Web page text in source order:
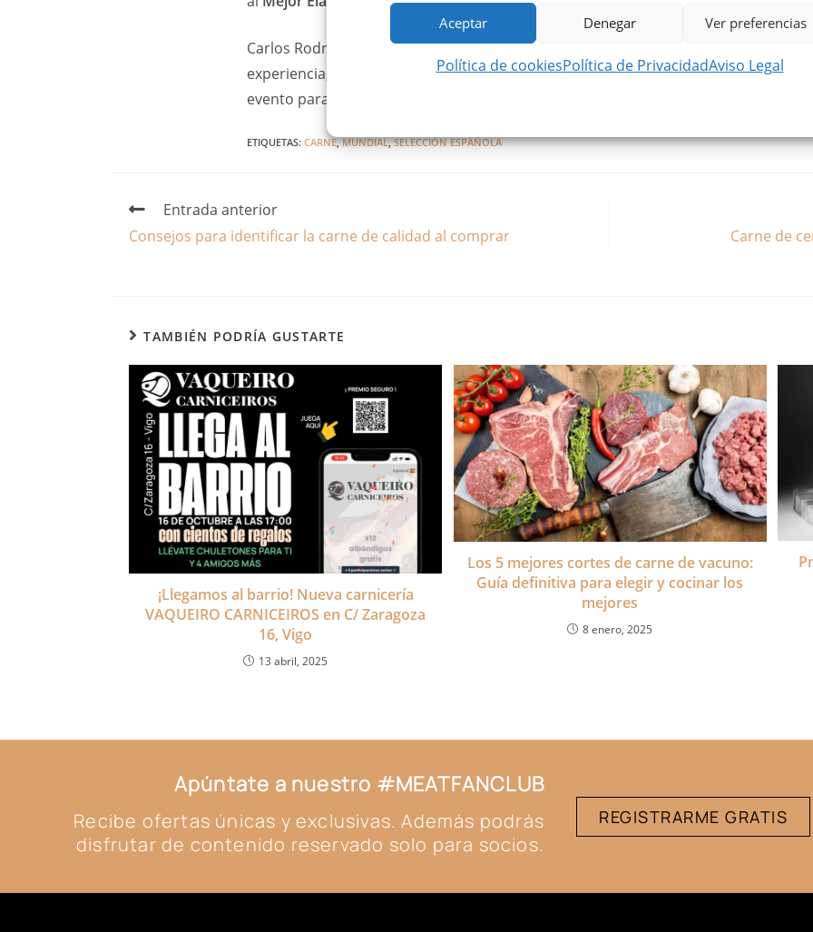
Aceptar Denegar Ver preferencias
Política de cookiesPolítica de PrivacidadAviso Legal
Carlos Rodríguez, presidente deCedecarne
, subrayó la dificultad de competir
experiencia, mientras que Juan José Fernández, jurado español del certamen,
evento para
ETIQUETAS: CARNE, MUNDIAL, SELECCIÓN ESPAÑOLA
Entrada anterior
Consejos para identificar la carne de calidad al comprar
Carne de
TAMBIÉN PODRÍA GUSTARTE
¡Llegamos al barrio! Nueva carnicería
VAQUEIRO CARNICEIROS en C/ Zaragoza
16, Vigo
13 abril, 2025
Los 5 mejores cortes de carne de vacuno:
Guía definitiva para elegir y cocinar los
mejores
8 enero, 2025
Apúntate a nuestro #MEATFANCLUB
Recibe ofertas únicas y exclusivas. Además podrás
disfrutar de contenido reservado solo para socios.
REGISTRARME GRATIS